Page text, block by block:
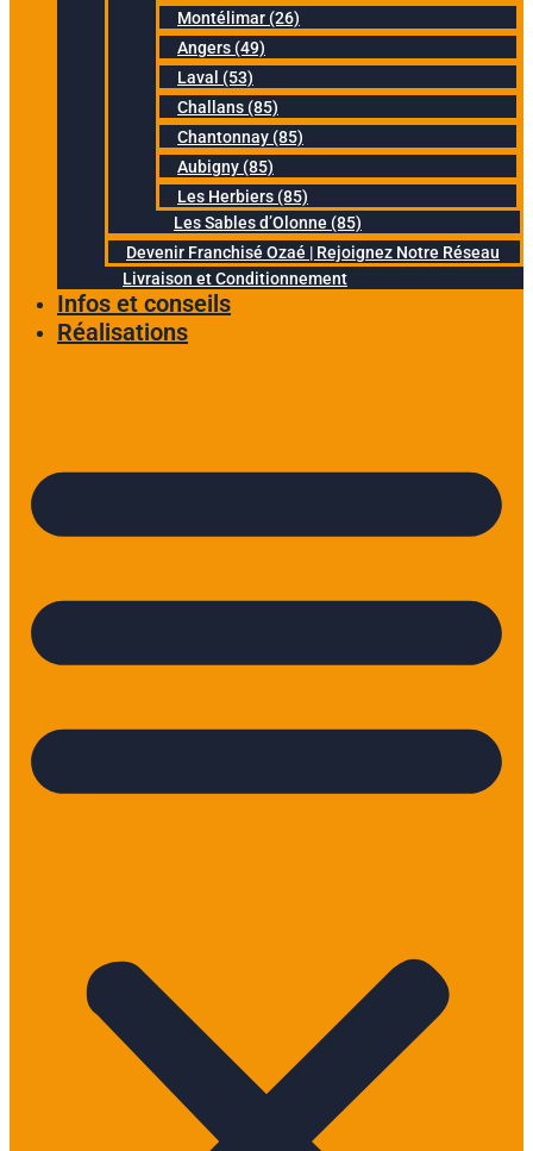
Montélimar (26)
Angers (49)
Laval (53)
Challans (85)
Chantonnay (85)
Aubigny (85)
Les Herbiers (85)
Les Sables d’Olonne (85)
Devenir Franchisé Ozaé | Rejoignez Notre Réseau
Livraison et Conditionnement
Infos et conseils
Réalisations